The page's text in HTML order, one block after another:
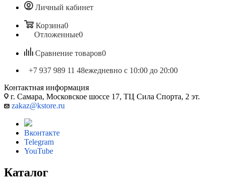
Личный кабинет
Корзина0
Отложенные0
Сравнение товаров0
+7 937 989 11 48ежедневно с 10:00 до 20:00
Контактная информация
г. Самара, Московское шоссе 17, ТЦ Сила Спорта, 2 эт.
zakaz@kstore.ru
Вконтакте
Telegram
YouTube
Каталог